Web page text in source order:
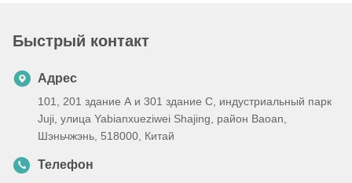
Быстрый контакт
Адрес
101, 201 здание А и 301 здание С, индустриальный парк
Juji, улица Yabianxueziwei Shajing, район Baoan,
Шэньчжэнь, 518000, Китай
Телефон